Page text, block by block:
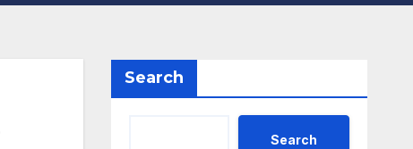
Search
Search